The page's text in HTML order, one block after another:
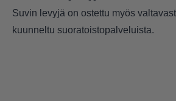
Suvin levyjä on ostettu myös
kuunneltu suoratoistopalveluista.